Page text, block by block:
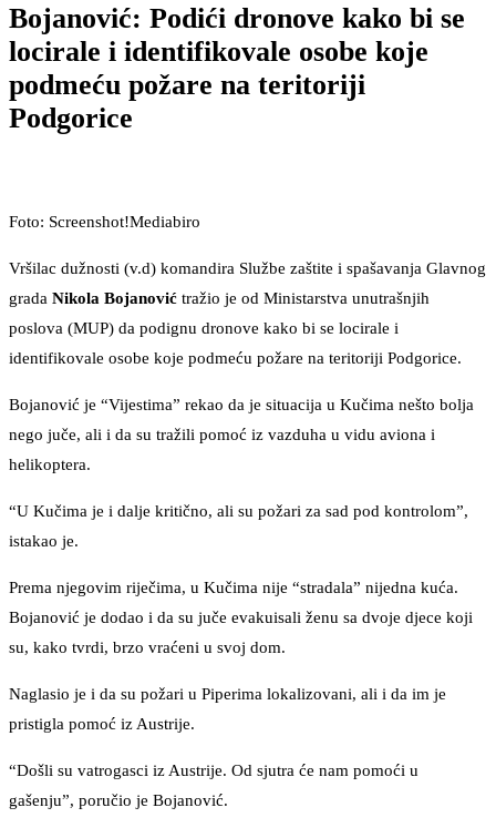
Bojanović: Podići dronove kako bi se
locirale i identifikovale osobe koje
podmeću požare na teritoriji
Podgorice
Foto: Screenshot!Mediabiro
Vršilac dužnosti (v.d) komandira Službe zaštite i spašavanja Glavnog
grada Nikola Bojanović tražio je od Ministarstva unutrašnjih
poslova (MUP) da podignu dronove kako bi se locirale i
identifikovale osobe koje podmeću požare na teritoriji Podgorice.
Bojanović je “Vijestima” rekao da je situacija u Kučima nešto bolja
nego juče, ali i da su tražili pomoć iz vazduha u vidu aviona i
helikoptera.
“U Kučima je i dalje kritično, ali su požari za sad pod kontrolom”,
istakao je.
Prema njegovim riječima, u Kučima nije “stradala” nijedna kuća.
Bojanović je dodao i da su juče evakuisali ženu sa dvoje djece koji
su, kako tvrdi, brzo vraćeni u svoj dom.
Naglasio je i da su požari u Piperima lokalizovani, ali i da im je
pristigla pomoć iz Austrije.
“Došli su vatrogasci iz Austrije. Od sjutra će nam pomoći u
gašenju”, poručio je Bojanović.